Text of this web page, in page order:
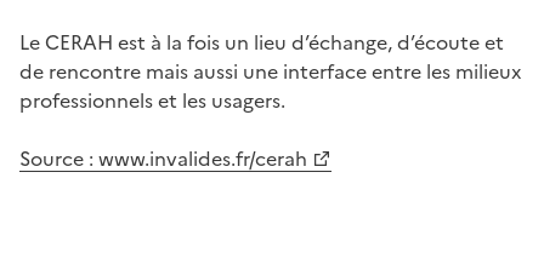
Le CERAH est à la fois un lieu d’échange, d’écoute et
de rencontre mais aussi une interface entre les milieux
professionnels et les usagers.
Source : www.invalides.fr/cerah